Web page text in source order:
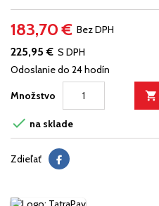
183,70 € Bez DPH
225,95 € S DPH
Odoslanie do 24 hodín
Množstvo 
 na sklade
Zdieľať